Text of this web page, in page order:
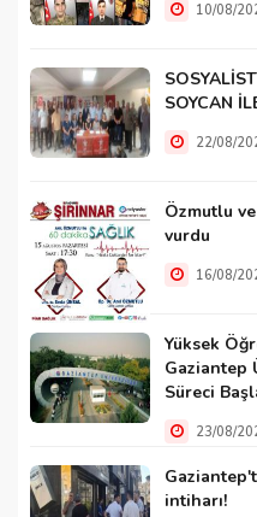
10/08/
SOYCAN
22/08/
Özmutlu
vurdu
16/08/
Yüksek
Gaziantep
Süreci
23/08/
intiharı!